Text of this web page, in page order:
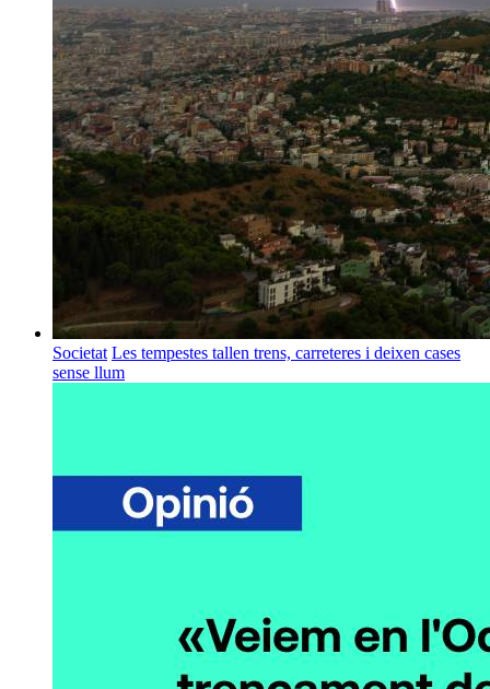
Societat Les tempestes tallen trens, carreteres i deixen cases
sense llum